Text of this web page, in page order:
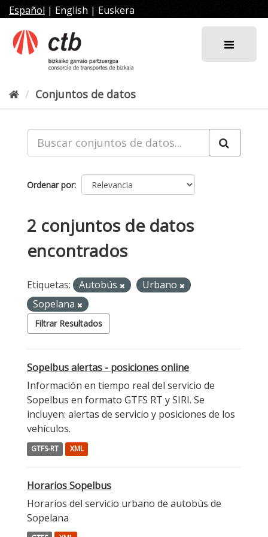
al
contenido
Español | English | Euskera
Conjuntos de datos
Ordenar por
2 conjuntos de datos
encontrados
Etiquetas: Autobús
Urbano
Sopelana
Filtrar Resultados
Sopelbus alertas - posiciones online
Información en tiempo real del servicio de
Sopelbus en formato GTFS RT y SIRI. Se
incluyen: alertas de servicio y posiciones de los
vehículos.
GTFS-RT XML
Horarios Sopelbus
Horarios del servicio urbano de autobús de
Sopelana